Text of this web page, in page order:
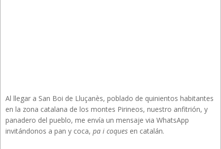
Al llegar a San Boi de Lluçanès, poblado de quinientos habitantes
en la zona catalana de los montes Pirineos, nuestro anfitrión, y
panadero del pueblo, me envía un mensaje via WhatsApp
invitándonos a pan y coca, pa i coques en catalán.